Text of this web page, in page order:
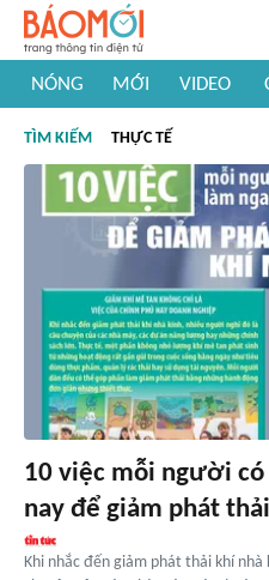
NÓNG MỚI VIDEO
#Khám phá thế giới
TÌM KIẾM THỰC TẾ
10 việc mỗi người
nay để giảm phát
Khi nhắc đến giảm phát thải khí